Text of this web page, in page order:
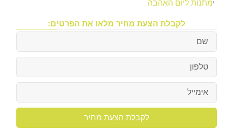
מתנות ליום האהבה
לקבלת הצעת מחיר מלאו את הפרטים:
לקבלת הצעת מחיר